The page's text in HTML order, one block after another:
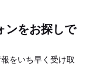
ンをお探しで
をいち早く受け取